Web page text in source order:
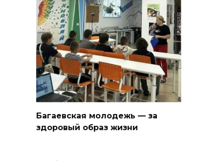
Багаевская молодежь — за
здоровый образ жизни